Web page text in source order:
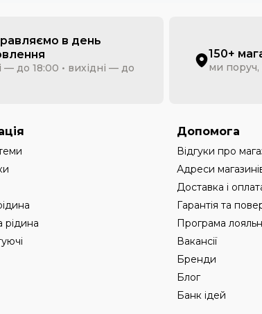
в день
— до 18:00 • вихідні — до
150+
ми
рідина
Допомога
Відгуки про
Адреси
Доставка і
Гарантія та
Програма
Вакансії
Бренди
Блог
Банк ідей